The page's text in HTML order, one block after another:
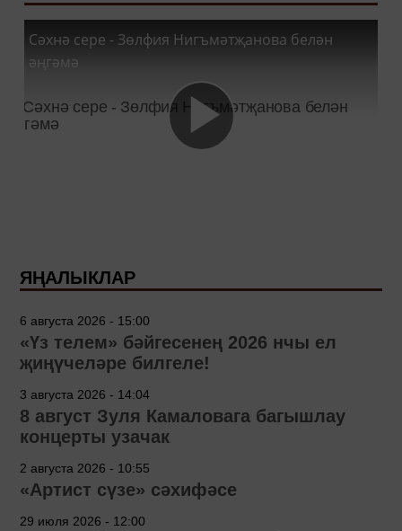
Сәхнә сере - Зөлфия Нигъмәтҗанова белән
әңгәмә
ЯҢАЛЫКЛАР
6 августа 2026 - 15:00
«Үз телем» бәйгесенең 2026 нчы ел
җиңүчеләре билгеле!
3 августа 2026 - 14:04
8 август Зуля Камаловага багышлау
концерты узачак
2 августа 2026 - 10:55
«Артист сүзе» сәхифәсе
29 июля 2026 - 12:00